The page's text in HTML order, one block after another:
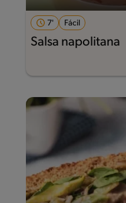
7' Fácil
Salsa napolitana